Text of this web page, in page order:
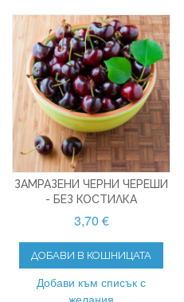
ЗАМРАЗЕНИ ЧЕРНИ ЧЕРЕШИ
- БЕЗ КОСТИЛКА
3,70 €
ДОБАВИ В КОШНИЦАТА
Добави към списък с